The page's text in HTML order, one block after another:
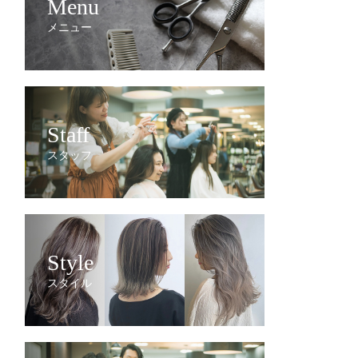
Menu
メニュー
Staff
スタッフ
Style
スタイル